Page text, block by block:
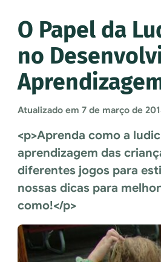
O Papel da
no
Atualizado em 7 de março de
<p>Aprenda como a
aprendizagem das
diferentes jogos para
nossas dicas para
como!</p>